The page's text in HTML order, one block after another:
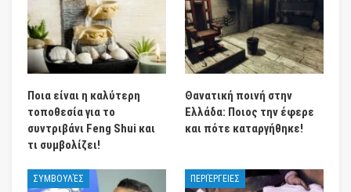
Ποια είναι η καλύτερη
τοποθεσία για το
συντριβάνι Feng Shui και
τι συμβολίζει!
Θανατική ποινή στην
Ελλάδα: Ποιος την έφερε
και πότε καταργήθηκε!
ΣΥΜΒΟΥΛΈΣ ΠΕΡΙΈΡΓΕΙΕΣ